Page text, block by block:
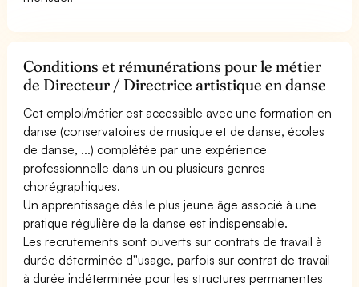
Conditions et rémunérations pour le métier
de Directeur / Directrice artistique en danse
Cet emploi/métier est accessible avec une formation en
danse (conservatoires de musique et de danse, écoles
de danse, ...) complétée par une expérience
professionnelle dans un ou plusieurs genres
chorégraphiques.
Un apprentissage dès le plus jeune âge associé à une
pratique régulière de la danse est indispensable.
Les recrutements sont ouverts sur contrats de travail à
durée déterminée d''usage, parfois sur contrat de travail
à durée indéterminée pour les structures permanentes